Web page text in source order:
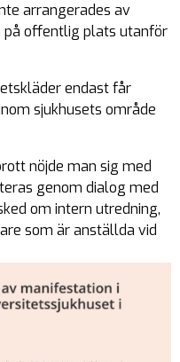
arrangerades av
på offentlig plats utanför
endast får
sjukhusets område
nöjde man sig med
genom dialog med
om intern utredning,
som är anställda vid